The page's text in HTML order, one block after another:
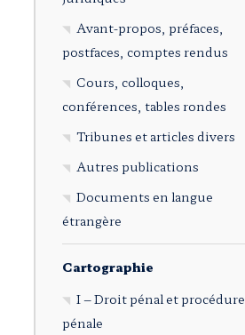
Avant-propos, préfaces,
postfaces, comptes rendus
Cours, colloques,
conférences, tables rondes
Tribunes et articles divers
Autres publications
Documents en langue
étrangère
Cartographie
I – Droit pénal et procédure
pénale